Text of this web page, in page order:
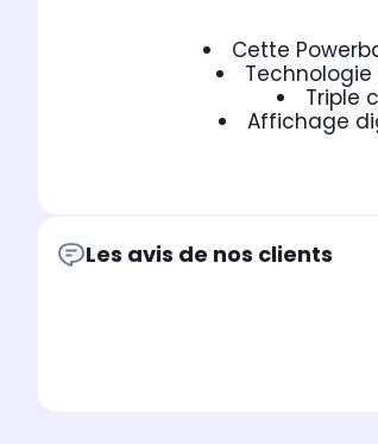
Cette
Triple
Affichage
Les avis de nos clients